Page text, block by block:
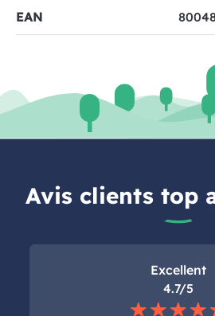
EAN
Avis clients top
Excellent
4.7/5